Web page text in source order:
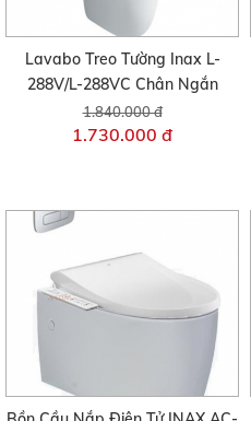
Lavabo Treo Tường Inax L-
288V/L-288VC Chân Ngắn
1.840.000 đ
1.730.000 đ